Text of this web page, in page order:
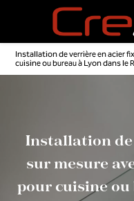
Installation de verrière en acier
cuisine ou bureau à Lyon dans le
Installation de
sur mesure
pour cuisine ou
Panneau de gestion des